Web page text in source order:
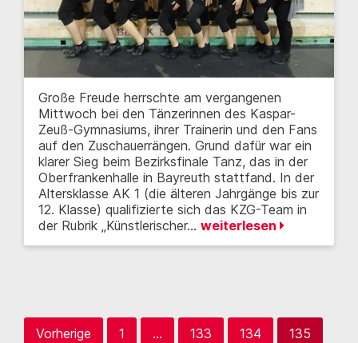
Große Freude herrschte am vergangenen
Mittwoch bei den Tänzerinnen des Kaspar-
Zeuß-Gymnasiums, ihrer Trainerin und den Fans
auf den Zuschauerrängen. Grund dafür war ein
klarer Sieg beim Bezirksfinale Tanz, das in der
Oberfrankenhalle in Bayreuth stattfand. In der
Altersklasse AK 1 (die älteren Jahrgänge bis zur
12. Klasse) qualifizierte sich das KZG-Team in
der Rubrik „Künstlerischer… weiterlesen
Vorherige 1 … 133 134 135